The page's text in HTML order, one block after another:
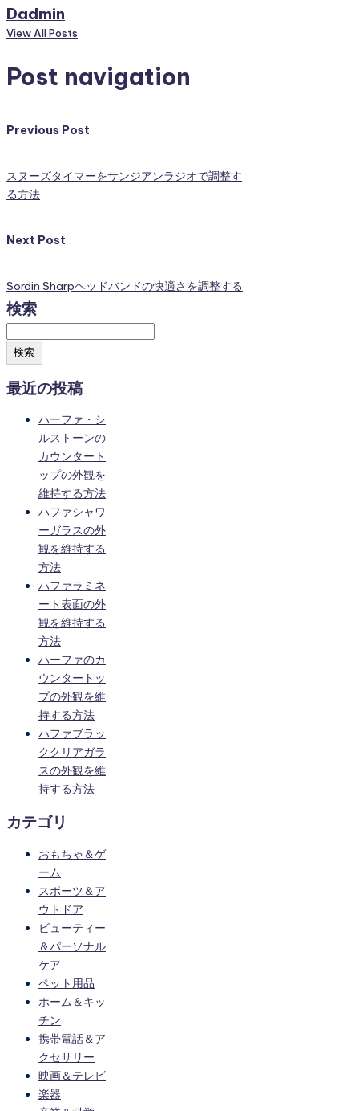
Dadmin
View All Posts
Post navigation
Previous Post
スヌーズタイマーをサンジアンラジオで調整す
る方法
Next Post
Sordin Sharpヘッドバンドの快適さを調整する
検索
検索
最近の投稿
ハーファ・シ
ルストーンの
カウンタート
ップの外観を
維持する方法
ハファシャワ
ーガラスの外
観を維持する
方法
ハファラミネ
ート表面の外
観を維持する
方法
ハーファのカ
ウンタートッ
プの外観を維
持する方法
ハファブラッ
ククリアガラ
スの外観を維
持する方法
カテゴリ
おもちゃ＆ゲ
ーム
スポーツ＆ア
ウトドア
ビューティー
＆パーソナル
ケア
ペット用品
ホーム＆キッ
チン
携帯電話＆ア
クセサリー
映画＆テレビ
楽器